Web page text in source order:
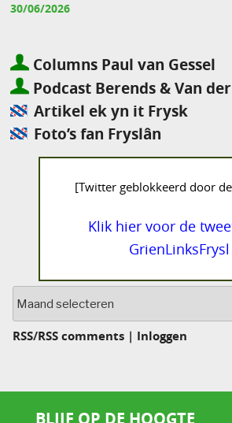
30/06/2026
Columns Paul van Gessel
Podcast Berends & Van
Artikel ek yn it Frysk
Foto’s fan Fryslân
[Twitter geblokkeerd door
Klik hier voor de
GrienLinksFrysl
RSS/RSS comments | Inloggen